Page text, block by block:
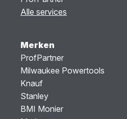
Alle services
Merken
ProfPartner
Milwaukee Powertools
Knauf
Stanley
BMI Monier